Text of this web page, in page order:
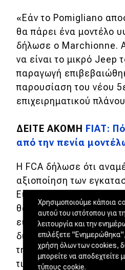
«Εάν το Pomigliano
θα πάρει ένα μοντέλο
δήλωσε ο Marchionne.
να είναι το μικρό Jeep
παραγωγή
παρουσίαση του νέου
επιχειρηματικού
ΔΕΙΤΕ ΑΚΟΜΗ
FIAT:
από την πενία
Η FCA δήλωσε ότι
αξιοποίηση των
Ευρώπη έως το 2022.
θα αυξήσουμε την
ευρωπαϊκής και της
δυναμικότητας,
της μαζικής αγοράς που
τιμολογιακή δύναμη
Χρησιμοποιούμε κάποια
αυτού του ιστότοπου για
λειτουργία και την
επιλέξετε "Ενημερώθηκα",
χρήση όλων των cookies,
μπορείτε να αποδεχτείτε
τύπους cookie.